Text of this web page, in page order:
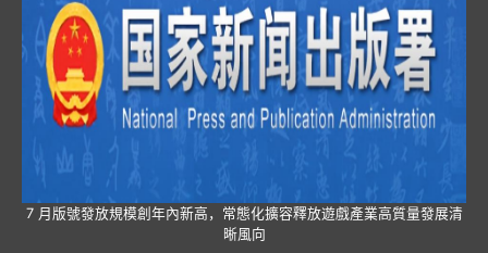
7 月版號發放規模創年內新高，常態化擴容釋放遊戲產業高質量發展清
晰風向